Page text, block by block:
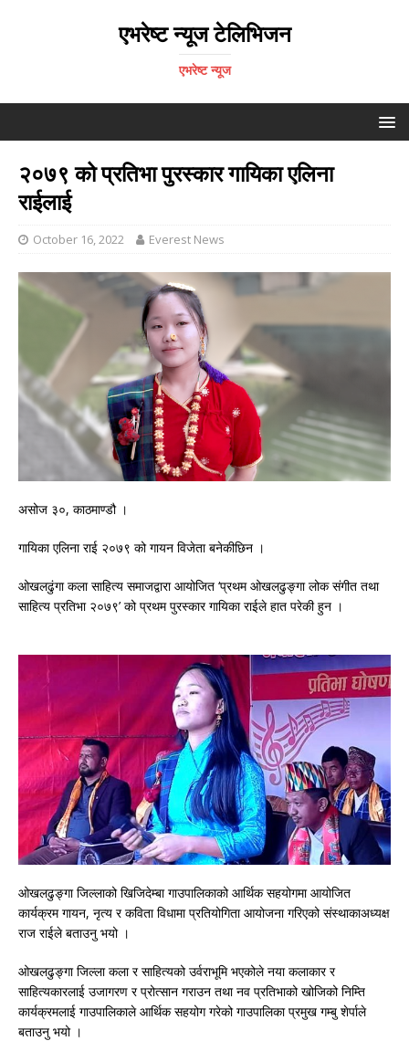
एभरेष्ट न्यूज टेलिभिजन
एभरेष्ट न्यूज
२०७९ को प्रतिभा पुरस्कार गायिका एलिना
राईलाई
October 16, 2022 Everest News
असोज ३०, काठमाण्डौ ।
गायिका एलिना राई २०७९ को गायन विजेता बनेकीछिन ।
ओखलढुंगा कला साहित्य समाजद्वारा आयोजित ‘प्रथम ओखलढुङ्गा लोक संगीत तथा
साहित्य प्रतिभा २०७९’ को प्रथम पुरस्कार गायिका राईले हात परेकी हुन ।
ओखलढुङ्गा जिल्लाको खिजिदेम्बा गाउपालिकाको आर्थिक सहयोगमा आयोजित
कार्यक्रम गायन, नृत्य र कविता विधामा प्रतियोगिता आयोजना गरिएको संस्थाकाअध्यक्ष
राज राईले बताउनु भयो ।
ओखलढुङ्गा जिल्ला कला र साहित्यको उर्वराभूमि भएकोले नया कलाकार र
साहित्यकारलाई उजागरण र प्रोत्सान गराउन तथा नव प्रतिभाको खोजिको निम्ति
कार्यक्रमलाई गाउपालिकाले आर्थिक सहयोग गरेको गाउपालिका प्रमुख गम्बु शेर्पाले
बताउनु भयो ।